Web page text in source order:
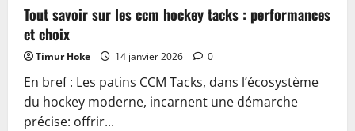
match
cergy
en
2025
Tout savoir sur les ccm hockey tacks : performances
et choix
Timur Hoke 14 janvier 2026 0
En bref : Les patins CCM Tacks, dans l’écosystème
du hockey moderne, incarnent une démarche
précise: offrir...